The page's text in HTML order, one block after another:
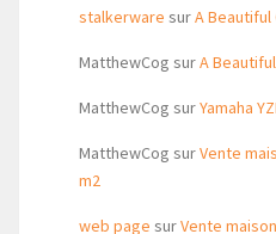
stalkerware surA Beautiful
MatthewCog surA
MatthewCog surYamaha
MatthewCog surVente
m2
web page surVente